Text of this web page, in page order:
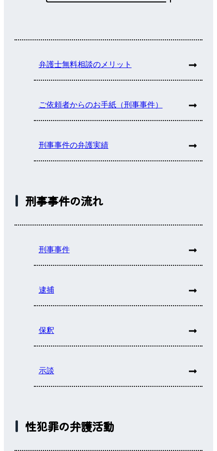
弁護士無料相談のメリット
ご依頼者からのお手紙（刑事事件）
刑事事件の弁護実績
刑事事件の流れ
刑事事件
逮捕
保釈
示談
性犯罪の弁護活動